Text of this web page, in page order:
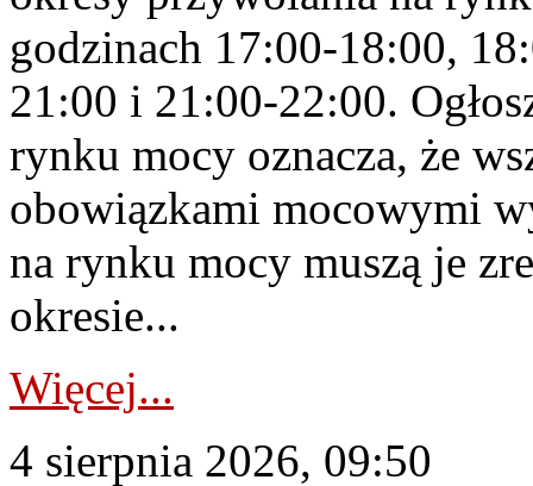
godzinach 17:00-18:00,
21:00 i 21:00-22:00.
rynku mocy oznacza, że
obowiązkami mocowymi
na rynku mocy muszą je
okresie...
Więcej...
4 sierpnia 2026, 09:50